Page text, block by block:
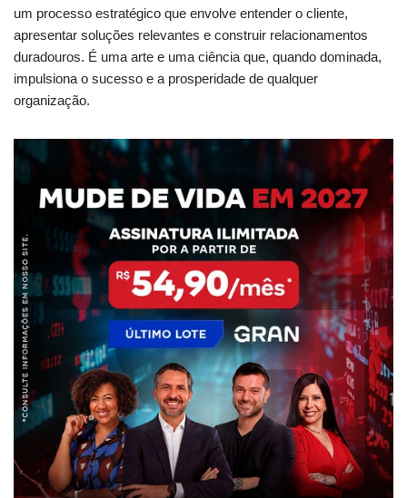
um processo estratégico que envolve entender o cliente,
apresentar soluções relevantes e construir relacionamentos
duradouros. É uma arte e uma ciência que, quando dominada,
impulsiona o sucesso e a prosperidade de qualquer
organização.